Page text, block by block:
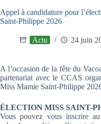
Appel à candidature pour
Saint-Philippe 2026
Actu 24 juin
A l’occasion de la fête du
partenariat avec le CCAS
Miss Mamie Saint-Philippe
ÉLECTION MISS SAINT-
Vous pouvez vous inscrire